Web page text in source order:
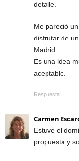
detalle.
Me pareció
disfrutar de
Madrid
Es una idea
aceptable.
Respuesta
Carmen
Estuve el
propuesta y